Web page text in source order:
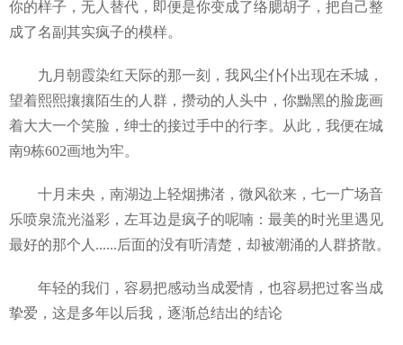
你的样子，无人替代，即便是你变成了络腮胡子，把自己整
成了名副其实疯子的模样。
九月朝霞染红天际的那一刻，我风尘仆仆出现在禾城，
望着熙熙攘攘陌生的人群，攒动的人头中，你黝黑的脸庞画
着大大一个笑脸，绅士的接过手中的行李。从此，我便在城
南9栋602画地为牢。
十月未央，南湖边上轻烟拂渚，微风欲来，七一广场音
乐喷泉流光溢彩，左耳边是疯子的呢喃：最美的时光里遇见
最好的那个人......后面的没有听清楚，却被潮涌的人群挤散。
年轻的我们，容易把感动当成爱情，也容易把过客当成
挚爱，这是多年以后我，逐渐总结出的结论